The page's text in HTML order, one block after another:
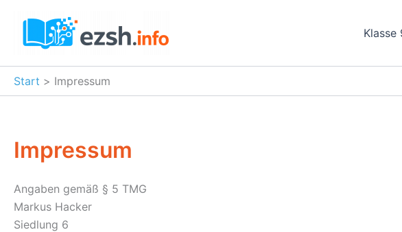
Inhalt
springen
Klasse
Start Impressum
Impressum
Angaben gemäß § 5 TMG
Markus Hacker
Siedlung 6